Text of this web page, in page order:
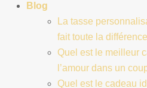
Blog
La tasse
fait toute la différence
Quel est le meilleur
l’amour dans un
Quel est le cadeau